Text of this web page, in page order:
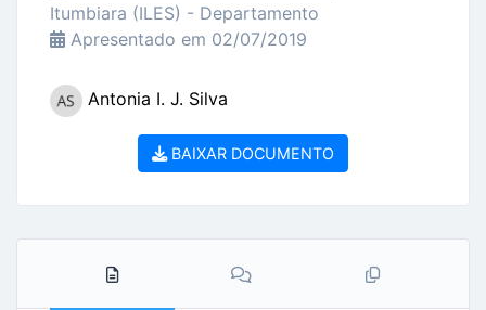
Itumbiara (ILES) - Departamento
Apresentado em 02/07/2019
Antonia I. J. Silva
BAIXAR DOCUMENTO